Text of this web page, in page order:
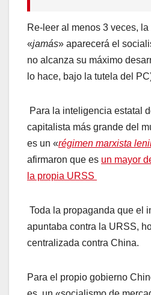
Re-leer al menos 3 veces, la
«jamás» aparecerá el
no alcanza su máximo
lo hace, bajo la tutela del
Para la inteligencia estatal
capitalista más grande del
es un «régimen marxista
afirmaron que es un mayor
la propia URSS
Toda la propaganda que el
apuntaba contra la URSS,
centralizada contra China.
Para el propio gobierno